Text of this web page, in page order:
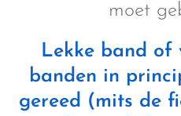
moet
Lekke band of
banden in
gereed (mits de